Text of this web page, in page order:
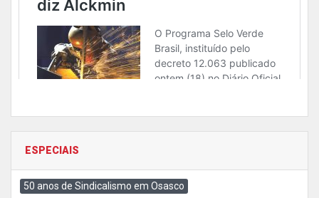
ESPECIAIS
50 anos de Sindicalismo em Osasco